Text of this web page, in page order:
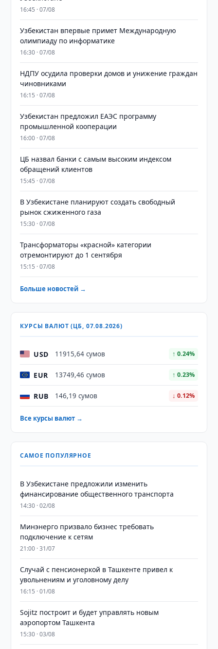
16:45 · 07/08
Узбекистан впервые примет Международную
олимпиаду по информатике
16:30 · 07/08
НДПУ осудила проверки домов и унижение граждан
чиновниками
16:15 · 07/08
Узбекистан предложил ЕАЭС программу
промышленной кооперации
16:00 · 07/08
ЦБ назвал банки с самым высоким индексом
обращений клиентов
15:45 · 07/08
В Узбекистане планируют создать свободный
рынок сжиженного газа
15:30 · 07/08
Трансформаторы «красной» категории
отремонтируют до 1 сентября
15:15 · 07/08
Больше новостей →
КУРСЫ ВАЛЮТ (ЦБ, 07.08.2026)
USD 11915,64 сумов ↑ 0.24%
EUR 13749,46 сумов ↑ 0.23%
RUB 146,19 сумов ↓ 0.12%
Все курсы валют →
САМОЕ ПОПУЛЯРНОЕ
В Узбекистане предложили изменить
финансирование общественного транспорта
14:30 · 02/08
Минэнерго призвало бизнес требовать
подключение к сетям
21:00 · 31/07
Случай с пенсионеркой в Ташкенте привел к
увольнениям и уголовному делу
16:15 · 01/08
Sojitz построит и будет управлять новым
аэропортом Ташкента
15:30 · 03/08